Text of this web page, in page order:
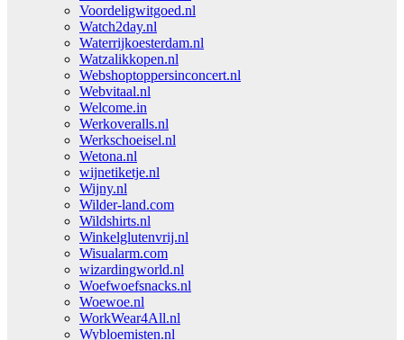
Voordeligwitgoed.nl
Watch2day.nl
Waterrijkoesterdam.nl
Watzalikkopen.nl
Webshoptoppersinconcert.nl
Webvitaal.nl
Welcome.in
Werkoveralls.nl
Werkschoeisel.nl
Wetona.nl
wijnetiketje.nl
Wijny.nl
Wilder-land.com
Wildshirts.nl
Winkelglutenvrij.nl
Wisualarm.com
wizardingworld.nl
Woefwoefsnacks.nl
Woewoe.nl
WorkWear4All.nl
Wybloemisten.nl